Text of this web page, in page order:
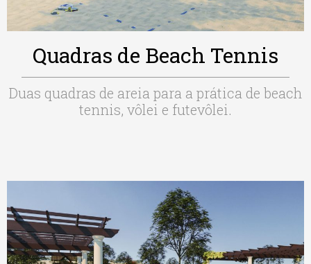
Quadras de Beach Tennis
Duas quadras de areia para a prática de beach
tennis, vôlei e futevôlei.